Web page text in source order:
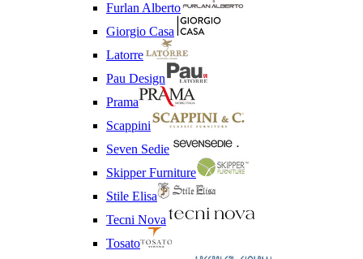
Furlan Alberto
Giorgio Casa
Latorre
Pau Design
Prama
Scappini
Seven Sedie
Skipper Furniture
Stile Elisa
Tecni Nova
Tosato